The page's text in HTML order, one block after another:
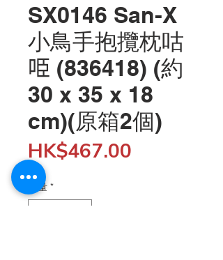
SX0146 San-X
小鳥手抱攬枕咕
𠱸 (836418) (約
30 x 35 x 18
cm)(原箱2個)
HK$467.00
數量 *